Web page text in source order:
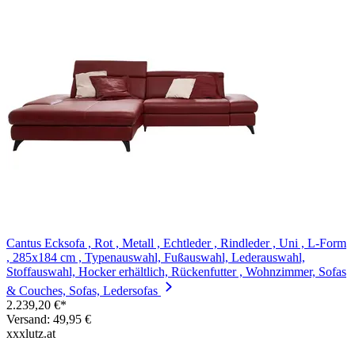
Cantus Ecksofa , Rot , Metall , Echtleder , Rindleder , Uni , L-Form
, 285x184 cm , Typenauswahl, Fußauswahl, Lederauswahl,
Stoffauswahl, Hocker erhältlich, Rückenfutter , Wohnzimmer, Sofas
& Couches, Sofas, Ledersofas
2.239,20 €*
Versand: 49,95 €
xxxlutz.at